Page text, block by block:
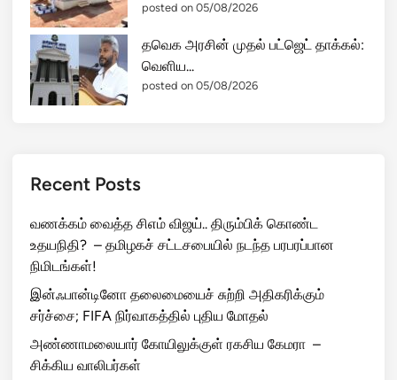
posted on 05/08/2026
தவெக அரசின் முதல் பட்ஜெட் தாக்கல்:
வெளிய...
posted on 05/08/2026
Recent Posts
வணக்கம் வைத்த சிஎம் விஜய்.. திரும்பிக் கொண்ட
உதயநிதி? – தமிழகச் சட்டசபையில் நடந்த பரபரப்பான
நிமிடங்கள்!
இன்ஃபான்டினோ தலைமையைச் சுற்றி அதிகரிக்கும்
சர்ச்சை; FIFA நிர்வாகத்தில் புதிய மோதல்
அண்ணாமலையார் கோயிலுக்குள் ரகசிய கேமரா –
சிக்கிய வாலிபர்கள்